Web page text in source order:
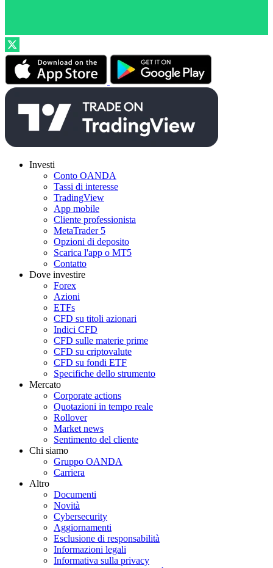
Investi
Conto OANDA
Tassi di interesse
TradingView
App mobile
Cliente professionista
MetaTrader 5
Opzioni di deposito
Scarica l'app o MT5
Contatto
Dove investire
Forex
Azioni
ETFs
CFD su titoli azionari
Indici CFD
CFD sulle materie prime
CFD su criptovalute
CFD su fondi ETF
Specifiche dello strumento
Mercato
Corporate actions
Quotazioni in tempo reale
Rollover
Market news
Sentimento del cliente
Chi siamo
Gruppo OANDA
Carriera
Altro
Documenti
Novità
Cybersecurity
Aggiornamenti
Esclusione di responsabilità
Informazioni legali
Informativa sulla privacy